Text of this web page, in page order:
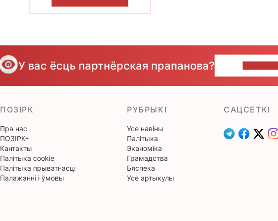
У вас ёсць партнёрская прапанова?
ПОЗІРК
Пра нас
ПОЗІРК+
Кантакты
Палітыка cookie
Палітыка прыватнасці
Палажэнні і ўмовы
РУБРЫКІ
Усе навіны
Палітыка
Эканоміка
Грамадства
Бяспека
Усе артыкулы
САЦСЕТКІ